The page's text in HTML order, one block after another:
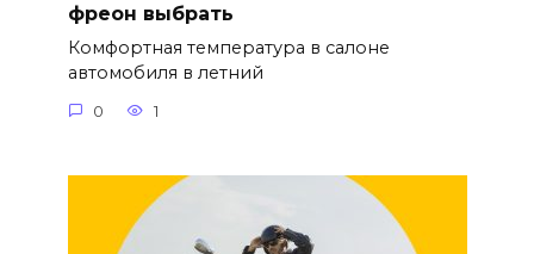
фреон выбрать
Комфортная температура в салоне
автомобиля в летний
0 1